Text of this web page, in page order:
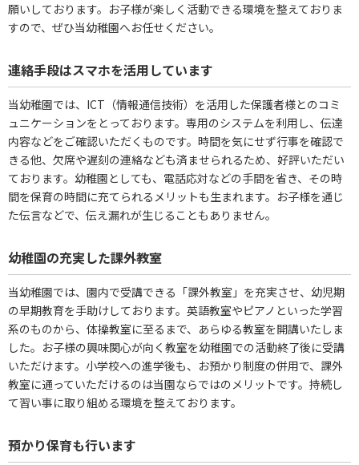
願いしております。お子様が楽しく活動できる環境を整えておりま
すので、ぜひ当幼稚園へお任せください。
連絡手段はスマホを活用しています
当幼稚園では、ICT（情報通信技術）を活用した保護者様とのコミ
ュニケーションをとっております。専用のシステムを利用し、伝達
内容などをご確認いただくものです。時間を気にせず行事を確認で
きる他、欠席や遅刻の連絡なども済ませられるため、好評いただい
ております。幼稚園としても、電話応対などの手間を省き、その時
間を保育の時間に充てられるメリットも生まれます。お子様を通じ
た伝言などで、伝え漏れが生じることもありません。
幼稚園の充実した課外教室
当幼稚園では、園内で受講できる「課外教室」を充実させ、幼児期
の早期教育を手助けしております。英語教室やピアノといった学習
系のものから、体操教室に至るまで、あらゆる教室を開講いたしま
した。お子様の興味関心が向く教室を幼稚園での活動終了後に受講
いただけます。小学校への進学後も、お預かり制度の併用で、課外
教室に通っていただけるのは当園ならではのメリットです。持続し
て習い事に取り組める環境を整えております。
預かり保育も行います